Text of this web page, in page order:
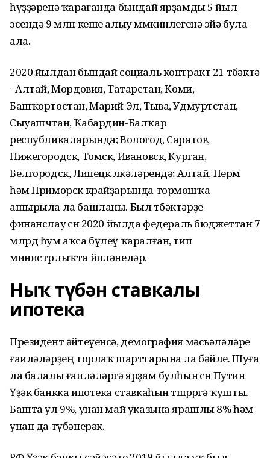
һүҙҙәренә ҡарағанда бындай ярҙамды 5 йыл
эсендә 9 млн кеше алыу мөмкинлегенә эйә була
ала.
2020 йылдан бындай социаль контракт 21 төбәктә
- Алтай, Мордовия, Татарстан, Коми,
Башҡортостан, Марий Эл, Тыва, Удмуртстан,
Сыуашчтан, Ҡабардин-Балҡар
республикаларында; Вологод, Саратов,
Нижегородск, Томск, Ивановск, Курган,
Белгородск, Липецк өлкәләрендә; Алтай, Перм
һәм Приморск крайҙарында тормошҡа
ашырыла ла башланы. Был төбәктәрҙе
финанслау өсөн 2020 йылда федераль бюджеттан 7
млрд һум аҡса бүлеү ҡаралған, тип
министрлыҡта йөпләнеләр.
Ныҡ түбән ставкалы
ипотека
Президент әйтеүенсә, демография мәсьәләләре
ғаиләләрҙең торлаҡ шарттарына ла бәйле. Шуға
ла балалы ғаиләләргә ярҙам булһын өсөн Путин
Үҙәк банкка ипотека ставкаһын төшөрөргә ҡушты.
Башта ул 9%, унан май указына ярашлы 8% һәм
унан да түбәнерәк.